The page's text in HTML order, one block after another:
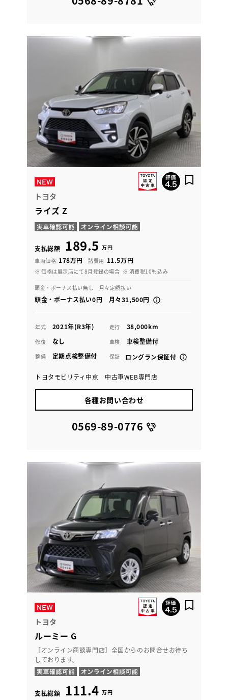
トヨタ
ライズ Z
支払総額 189.5 万円
車両価格 178万円 諸費用 11.5万円
※ 価格は展示店にて8月登録の場合 ※ 消費税10％込み
頭金・ボーナス払い無し 月々定額払い
頭金・ボーナス払い0円 月々31,500円
年式 2021年(R3年) 走行 38,000km
修復 なし 車検 車検整備付
整備 定期点検整備付 保証 ロングラン保証付
トヨタモビリティ中京 中古車WEB専門店
各種お問い合わせ
0569-89-0776
トヨタ
ルーミー G
［オンライン商談専門店］全国からのお問合せお待ち
しております。
支払総額 111.4 万円